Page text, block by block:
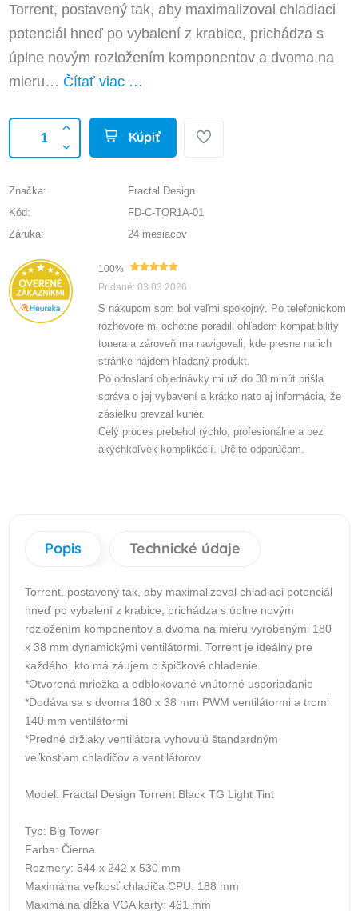
Torrent, postavený tak, aby maximalizoval chladiaci
potenciál hneď po vybalení z krabice, prichádza s
úplne novým rozložením komponentov a dvoma na
mieru… Čítať viac …
Kúpiť
Značka:
Fractal Design
Kód:
FD-C-TOR1A-01
Záruka:
24 mesiacov
100%
Pridané: 03.03.2026
S nákupom som bol veľmi spokojný. Po telefonickom
rozhovore mi ochotne poradili ohľadom kompatibility
tonera a zároveň ma navigovali, kde presne na ich
stránke nájdem hľadaný produkt.
Po odoslaní objednávky mi už do 30 minút prišla
správa o jej vybavení a krátko nato aj informácia, že
zásielku prevzal kuriér.
Celý proces prebehol rýchlo, profesionálne a bez
akýchkoľvek komplikácií. Určite odporúčam.
Popis Technické údaje
Torrent, postavený tak, aby maximalizoval chladiaci potenciál
hneď po vybalení z krabice, prichádza s úplne novým
rozložením komponentov a dvoma na mieru vyrobenými 180
x 38 mm dynamickými ventilátormi. Torrent je ideálny pre
každého, kto má záujem o špičkové chladenie.
*Otvorená mriežka a odblokované vnútorné usporiadanie
*Dodáva sa s dvoma 180 x 38 mm PWM ventilátormi a tromi
140 mm ventilátormi
*Predné držiaky ventilátora vyhovujú štandardným
veľkostiam chladičov a ventilátorov
Model: Fractal Design Torrent Black TG Light Tint
Typ: Big Tower
Farba: Čierna
Rozmery: 544 x 242 x 530 mm
Maximálna veľkosť chladiča CPU: 188 mm
Maximálna dĺžka VGA karty: 461 mm